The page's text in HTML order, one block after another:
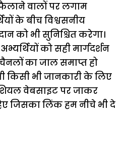
वालों पर लगाम
के बीच विश्वसनीय
को भी सुनिश्चित करेगा।
को सही मार्गदर्शन
का जाल समाप्त हो
किसी भी जानकारी के लिए
वेबसाइट पर जाकर
जिसका लिंक हम नीचे भी दे